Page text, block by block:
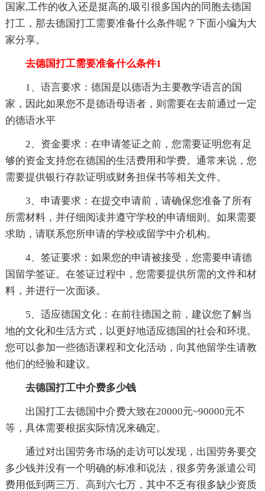
国家,工作的收入还是挺高的,吸引很多国内的同胞去德国
打工，那去德国打工需要准备什么条件呢？下面小编为大
家分享。
去德国打工需要准备什么条件1
1、语言要求：德国是以德语为主要教学语言的国
家，因此如果您不是德语母语者，则需要在去前通过一定
的德语水平
2、资金要求：在申请签证之前，您需要证明您有足
够的资金支持您在德国的生活费用和学费。通常来说，您
需要提供银行存款证明或财务担保书等相关文件。
3、申请要求：在提交申请前，请确保您准备了所有
所需材料，并仔细阅读并遵守学校的申请细则。如果需要
求助，请联系您所申请的学校或留学中介机构。
4、签证要求：如果您的申请被接受，您需要申请德
国留学签证。在签证过程中，您需要提供所需的文件和材
料，并进行一次面谈。
5、适应德国文化：在前往德国之前，建议您了解当
地的文化和生活方式，以更好地适应德国的社会和环境。
您可以参加一些德语课程和文化活动，向其他留学生请教
他们的经验和建议。
去德国打工中介费多少钱
出国打工去德国中介费大致在20000元~90000元不
等，具体需要根据实际情况来确定。
通过对出国劳务市场的走访可以发现，出国劳务要交
多少钱并没有一个明确的标准和说法，很多劳务派遣公司
费用低到两三万、高到六七万，其中不乏有很多缺少资质